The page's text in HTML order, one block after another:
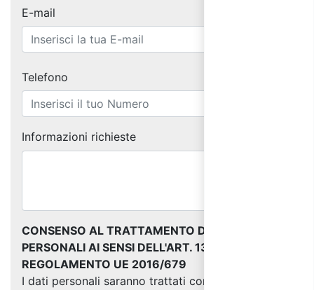
E-mail
Telefono
Informazioni richieste
CONSENSO AL TRATTAMENTO DEI DATI
PERSONALI AI SENSI DELL'ART. 13 DEL
REGOLAMENTO UE 2016/679
I dati personali saranno trattati come indicato